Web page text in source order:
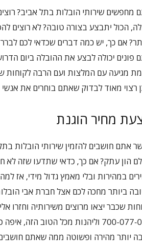
מחפשים שירותי הובלות בתל אביב?
הכול יתבצע בצורה טובה? לא רוצים
אם כך, יש כמה דברים שכדאי לכם
פונים יכולה לבצע את ההובלה ביום
מגיעה עם המלצות ועם הרבה לקוחות
רצוי מאוד לבדוק שאתם בוחרים את
מחיר הוגנת
אתם חושבים להזמין שירותי הובלות
הון עתק? אם כך, כדאי שתדעו שזה לא
במהירות ובלי מאמץ גדול מידי,
ביותר מחכה לכם אצל חברת אבי
700-077-076 וליהנות מכל הטוב
יותר מהירה ופשוטה ממה שאתם